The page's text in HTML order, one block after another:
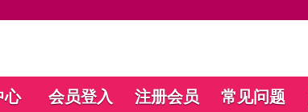
心 会员登入 注册会员 常见问题